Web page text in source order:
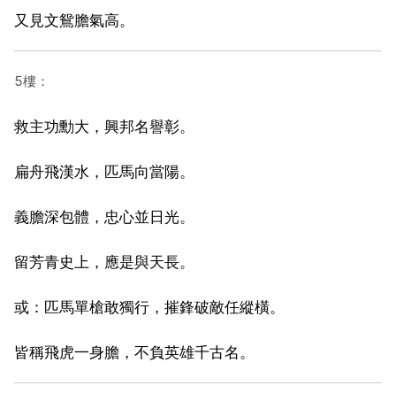
又見文鴛膽氣高。
5樓：
救主功勳大，興邦名譽彰。
扁舟飛漢水，匹馬向當陽。
義膽深包體，忠心並日光。
留芳青史上，應是與天長。
或：匹馬單槍敢獨行，摧鋒破敵任縱橫。
皆稱飛虎一身膽，不負英雄千古名。